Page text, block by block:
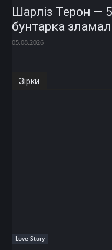
Шарліз Терон —
бунтарка
05.08.2026
Зірки
Love Story